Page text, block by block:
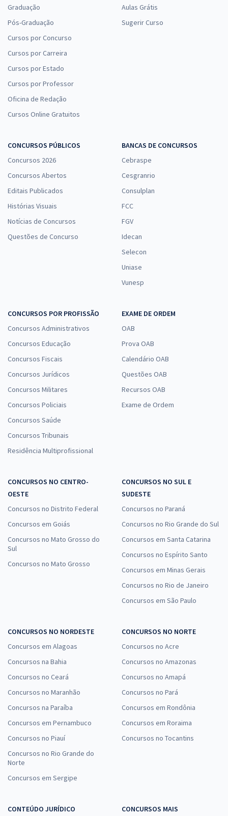
Graduação
Pós-Graduação
Cursos por Concurso
Cursos por Carreira
Cursos por Estado
Cursos por Professor
Oficina de Redação
Cursos Online Gratuitos
Aulas Grátis
Sugerir Curso
CONCURSOS PÚBLICOS
Concursos 2026
Concursos Abertos
Editais Publicados
Histórias Visuais
Notícias de Concursos
Questões de Concurso
BANCAS DE CONCURSOS
Cebraspe
Cesgranrio
Consulplan
FCC
FGV
Idecan
Selecon
Uniase
Vunesp
CONCURSOS POR PROFISSÃO
Concursos Administrativos
Concursos Educação
Concursos Fiscais
Concursos Jurídicos
Concursos Militares
Concursos Policiais
Concursos Saúde
Concursos Tribunais
Residência Multiprofissional
EXAME DE ORDEM
OAB
Prova OAB
Calendário OAB
Questões OAB
Recursos OAB
Exame de Ordem
CONCURSOS NO CENTRO-
OESTE
Concursos no Distrito Federal
Concursos em Goiás
Concursos no Mato Grosso do
Sul
Concursos no Mato Grosso
CONCURSOS NO SUL E
SUDESTE
Concursos no Paraná
Concursos no Rio Grande do Sul
Concursos em Santa Catarina
Concursos no Espírito Santo
Concursos em Minas Gerais
Concursos no Rio de Janeiro
Concursos em São Paulo
CONCURSOS NO NORDESTE
Concursos em Alagoas
Concursos na Bahia
Concursos no Ceará
Concursos no Maranhão
Concursos na Paraíba
Concursos em Pernambuco
Concursos no Piauí
Concursos no Rio Grande do
Norte
Concursos em Sergipe
CONCURSOS NO NORTE
Concursos no Acre
Concursos no Amazonas
Concursos no Amapá
Concursos no Pará
Concursos em Rondônia
Concursos em Roraima
Concursos no Tocantins
CONTEÚDO JURÍDICO
CONCURSOS MAIS